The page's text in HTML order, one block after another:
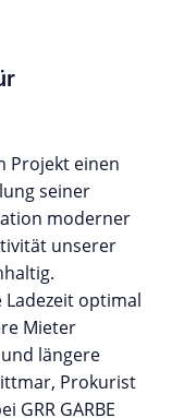
Projekt einen
seiner
moderner
unserer
optimal
Mieter
längere
Prokurist
GRR GARBE